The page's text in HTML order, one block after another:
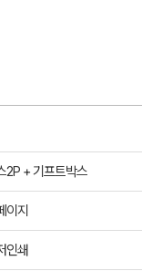
2P + 기프트박스
이지
인쇄